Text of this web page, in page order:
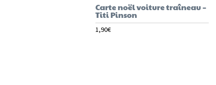
Carte noël voiture traîneau –
Titi Pinson
1,90€